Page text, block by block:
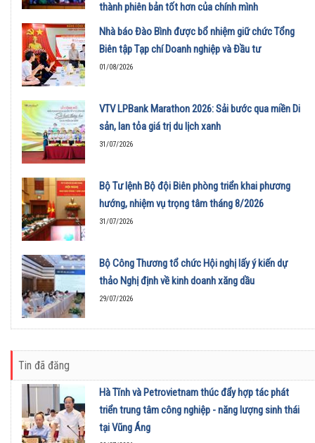
thành phiên bản tốt hơn của chính mình
01/08/2026
Nhà báo Đào Bình được bổ nhiệm giữ chức Tổng
Biên tập Tạp chí Doanh nghiệp và Đầu tư
01/08/2026
VTV LPBank Marathon 2026: Sải bước qua miền Di
sản, lan tỏa giá trị du lịch xanh
31/07/2026
Bộ Tư lệnh Bộ đội Biên phòng triển khai phương
hướng, nhiệm vụ trọng tâm tháng 8/2026
31/07/2026
Bộ Công Thương tổ chức Hội nghị lấy ý kiến dự
thảo Nghị định về kinh doanh xăng dầu
29/07/2026
Tin đã đăng
Hà Tĩnh và Petrovietnam thúc đẩy hợp tác phát
triển trung tâm công nghiệp - năng lượng sinh thái
tại Vũng Áng